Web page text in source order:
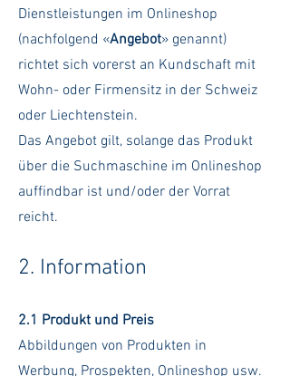
Dienstleistungen im Onlineshop
(nachfolgend «Angebot» genannt)
richtet sich vorerst an Kundschaft mit
Wohn- oder Firmensitz in der Schweiz
oder Liechtenstein.
Das Angebot gilt, solange das Produkt
über die Suchmaschine im Onlineshop
auffindbar ist und/oder der Vorrat
reicht.
2. Information
2.1 Produkt und Preis
Abbildungen von Produkten in
Werbung, Prospekten, Onlineshop usw.